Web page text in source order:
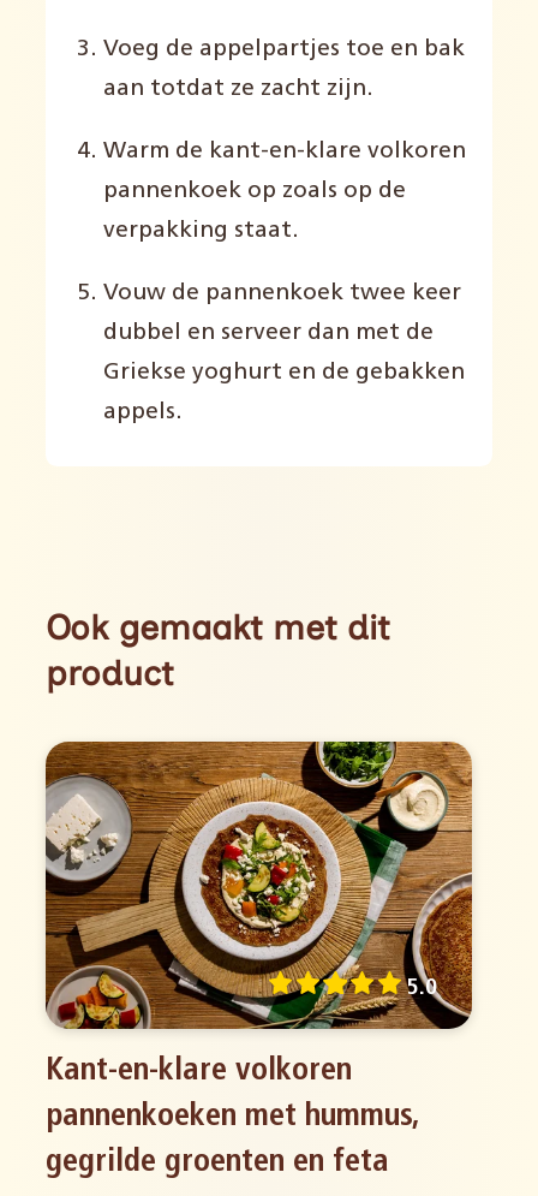
Voeg de appelpartjes toe en bak
aan totdat ze zacht zijn.
Warm de kant-en-klare volkoren
pannenkoek op zoals op de
verpakking staat.
Vouw de pannenkoek twee keer
dubbel en serveer dan met de
Griekse yoghurt en de gebakken
appels.
Ook gemaakt met dit
product
Kant-en-klare volkoren
pannenkoeken met hummus,
gegrilde groenten en feta
5.0